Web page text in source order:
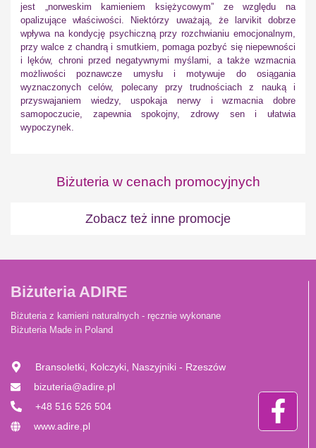
jest „norweskim kamieniem księżycowym” ze względu na
opalizujące właściwości. Niektórzy uważają, że larvikit dobrze
wpływa na kondycję psychiczną przy rozchwianiu emocjonalnym,
przy walce z chandrą i smutkiem, pomaga pozbyć się niepewności
i lęków, chroni przed negatywnymi myślami, a także wzmacnia
możliwości poznawcze umysłu i motywuje do osiągania
wyznaczonych celów, polecany przy trudnościach z nauką i
przyswajaniem wiedzy, uspokaja nerwy i wzmacnia dobre
samopoczucie, zapewnia spokojny, zdrowy sen i ułatwia
wypoczynek.
Biżuteria w cenach promocyjnych
Zobacz też inne promocje
Biżuteria ADIRE
Biżuteria z kamieni naturalnych - ręcznie wykonane
Biżuteria Made in Poland
Bransoletki, Kolczyki, Naszyjniki - Rzeszów
bizuteria@adire.pl
+48 516 526 504
www.adire.pl